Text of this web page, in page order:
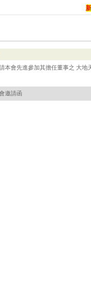
本會先進參加其擔任董事之 大地
邀請函